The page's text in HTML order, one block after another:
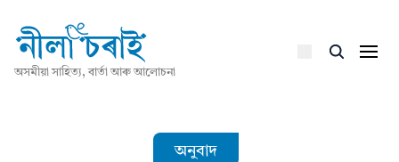
অসমীয়া সাহিত্য, বাৰ্তা আৰু আলোচনা
অনুবাদ